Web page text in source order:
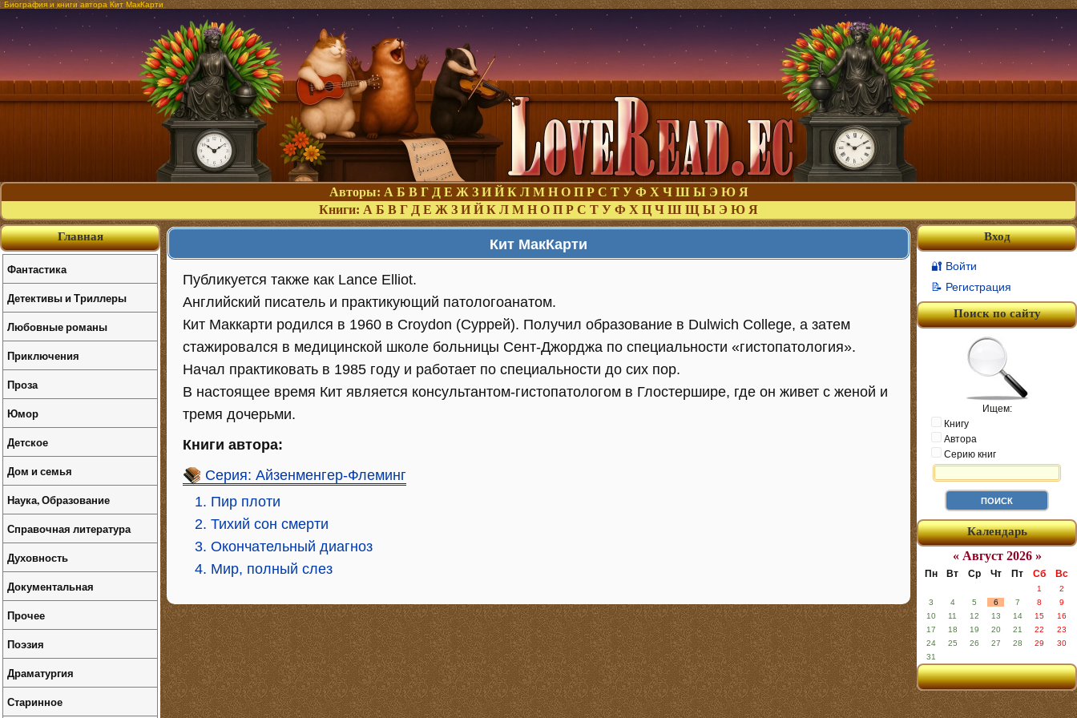
Биография и книги автора Кит МакКарти
Авторы: А Б В Г Д Е Ж З И Й К Л М Н О П Р С Т У Ф Х Ч Ш Ы Э Ю Я
Книги: А Б В Г Д Е Ж З И Й К Л М Н О П Р С Т У Ф Х Ц Ч Ш Щ Ы Э Ю Я
Кит МакКарти
Публикуется также как Lance Elliot.
Английский писатель и практикующий патологоанатом.
Кит Маккарти родился в 1960 в Croydon (Суррей). Получил образование в Dulwich College, а затем
стажировался в медицинской школе больницы Сент-Джорджа по специальности «гистопатология».
Начал практиковать в 1985 году и работает по специальности до сих пор.
В настоящее время Кит является консультантом-гистопатологом в Глостершире, где он живет с женой и
тремя дочерьми.
Книги автора:
Серия: Айзенменгер-Флеминг
1. Пир плоти
2. Тихий сон смерти
3. Окончательный диагноз
4. Мир, полный слез
Вход
🔐 Войти
📝 Регистрация
Поиск по сайту
Ищем:
Книгу
Автора
Серию книг
Календарь
« Август 2026 »
Пн Вт Ср Чт Пт Сб Вс
1
2
3
4 5 6 7 8
9
10
11 12 13 14 15
16
17
18 19 20 21 22
23
24
25 26 27 28 29
30
31
Главная
Фантастика
Детективы и Триллеры
Любовные романы
Приключения
Проза
Юмор
Детское
Дом и семья
Наука, Образование
Справочная литература
Духовность
Документальная
Прочее
Поэзия
Драматургия
Старинное